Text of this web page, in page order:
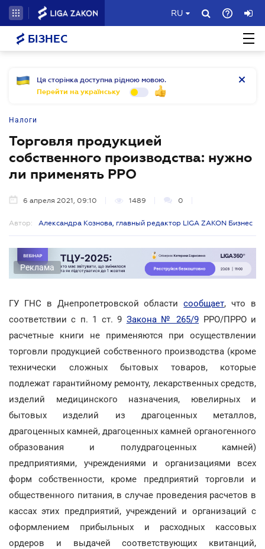
RU
БІЗНЕС
Ця сторінка доступна рідною мовою.
Перейти на українську
Налоги
Торговля продукцией
собственного производства: нужно
ли применять РРО
6 апреля 2021, 09:10 1489 0
Автор: Александра Кознова, главный редактор LIGA ZAKON Бизнес
Реклама
ГУ ГНС в Днепропетровской областисообщает, что в
соответствии с п. 1 ст. 9 Закона № 265/9 РРО/ПРРО и
расчетные книги не применяются при осуществлении
торговли продукцией собственного производства (кроме
технически сложных бытовых товаров, которые
подлежат гарантийному ремонту, лекарственных средств,
изделий медицинского назначения, ювелирных и
бытовых изделий из драгоценных металлов,
драгоценных камней, драгоценных камней органогенного
образования и полудрагоценных камней)
предприятиями, учреждениями и организациями всех
форм собственности, кроме предприятий торговли и
общественного питания, в случае проведения расчетов в
кассах этих предприятий, учреждений и организаций с
оформлением прибыльных и расходных кассовых
ордеров и выдачей соответствующих квитанций,